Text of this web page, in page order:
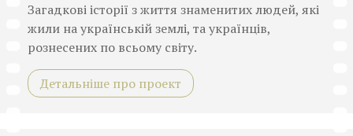
Загадкові історії з життя знаменитих людей, які
жили на українській землі, та українців,
рознесених по всьому світу.
Детальніше про проект